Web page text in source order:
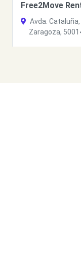
Free2Move
Avda.
Zaragoza,
Free2Move
Avenida del
Free2Move